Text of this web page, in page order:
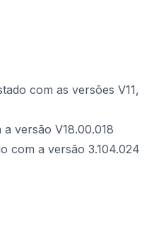
com as versões V11,
versão V18.00.018
com a versão 3.104.024